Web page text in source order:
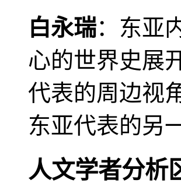
白永瑞：东亚
心的世界史展
代表的周边视
东亚代表的另
人文学者分析